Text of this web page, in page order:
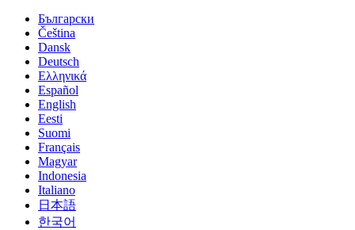
Български
Čeština
Dansk
Deutsch
Ελληνικά
Español
English
Eesti
Suomi
Français
Magyar
Indonesia
Italiano
日本語
한국어